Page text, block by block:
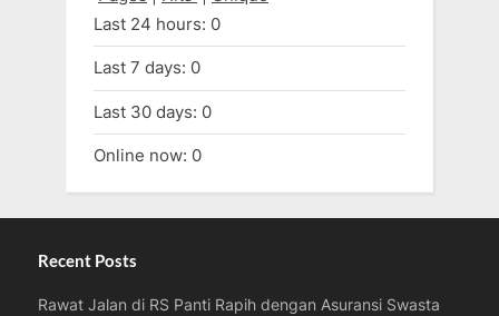
Last 24 hours: 0
Last 7 days: 0
Last 30 days: 0
Online now: 0
Recent Posts
Rawat Jalan di RS Panti Rapih dengan Asuransi Swasta